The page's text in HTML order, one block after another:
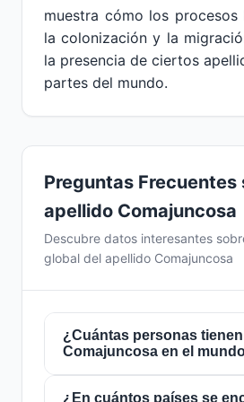
muestra cómo los procesos
la colonización y la
la presencia de ciertos
partes del mundo.
Preguntas Frecuentes
apellido Comajuncosa
Descubre datos interesantes
global del apellido Comajuncosa
¿Cuántas personas
Comajuncosa en el
Actualmente hay
¿En cuántos países se